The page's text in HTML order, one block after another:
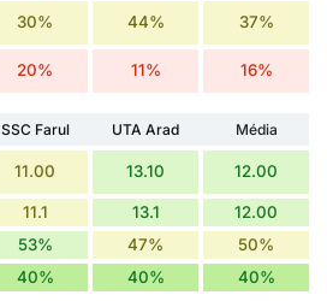
30% 44% 37%
20% 11% 16%
SSC Farul UTA Arad
Média
11.00 13.10 12.00
11.1 13.1 12.00
53% 47% 50%
40% 40% 40%